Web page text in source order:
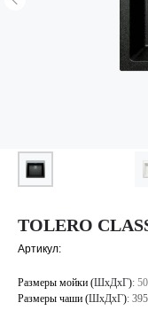
TOLERO
Артикул:
Размеры мойки (ШхДхГ):
Размеры чаши (ШхДхГ):